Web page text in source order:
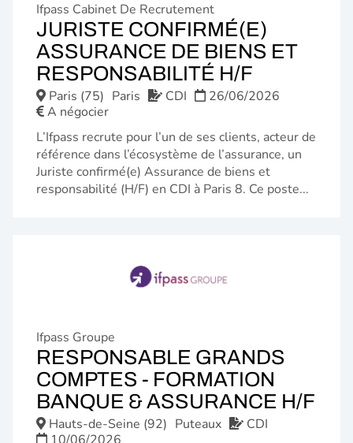
Ifpass Cabinet De Recrutement
JURISTE CONFIRMÉ(E)
ASSURANCE DE BIENS ET
RESPONSABILITÉ H/F
Paris (75) Paris CDI
26/06/2026
A négocier
L’Ifpass recrute pour l’un de ses clients, acteur de
référence dans l’écosystème de l’assurance, un
Juriste confirmé(e) Assurance de biens et
responsabilité (H/F) en CDI à Paris 8. Ce poste...
Ifpass Groupe
RESPONSABLE GRANDS
COMPTES - FORMATION
BANQUE & ASSURANCE H/F
Hauts-de-Seine (92) Puteaux
CDI